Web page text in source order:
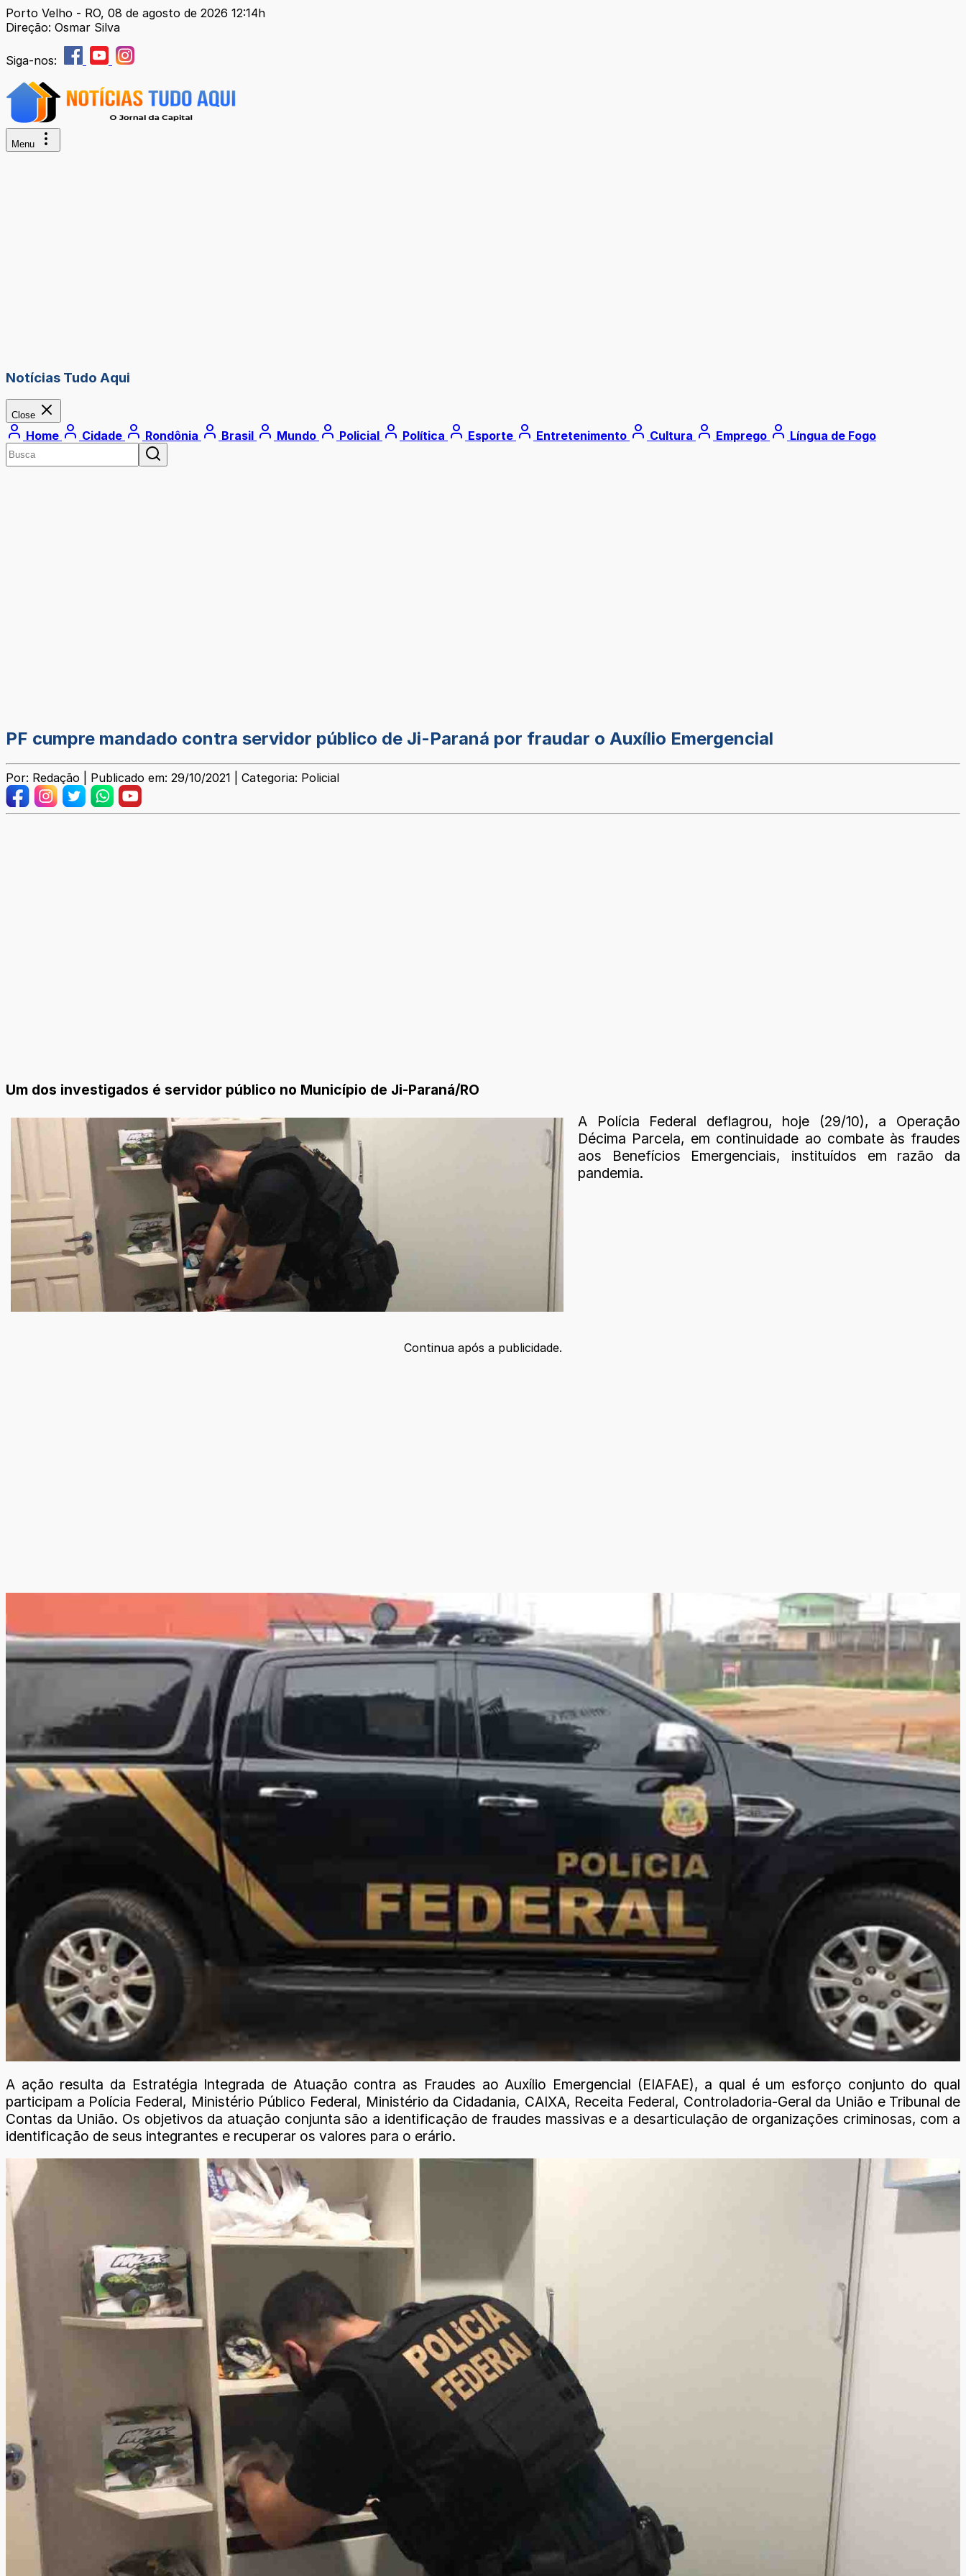
Porto Velho - RO, 08 de agosto de 2026 12:14h
Direção: Osmar Silva
Siga-nos:
Menu
Notícias Tudo Aqui
Close
Home Cidade Rondônia Brasil Mundo Policial Política Esporte Entretenimento Cultura Emprego Língua de Fogo
PF cumpre mandado contra servidor público de Ji-Paraná por fraudar o Auxílio Emergencial
Por: Redação | Publicado em: 29/10/2021 | Categoria: Policial
Um dos investigados é servidor público no Município de Ji-Paraná/RO
A Polícia Federal deflagrou, hoje (29/10), a Operação
Décima Parcela, em continuidade ao combate às fraudes
aos Benefícios Emergenciais, instituídos em razão da
pandemia.
Continua após a publicidade.
A ação resulta da Estratégia Integrada de Atuação contra as Fraudes ao Auxílio Emergencial (EIAFAE), a qual é um esforço conjunto do qual
participam a Polícia Federal, Ministério Público Federal, Ministério da Cidadania, CAIXA, Receita Federal, Controladoria-Geral da União e Tribunal de
Contas da União. Os objetivos da atuação conjunta são a identificação de fraudes massivas e a desarticulação de organizações criminosas, com a
identificação de seus integrantes e recuperar os valores para o erário.